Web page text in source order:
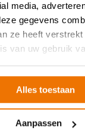
media,
gegevens
ze heeft
van uw gebruik
Alles toestaan
Aanpassen
dan contact